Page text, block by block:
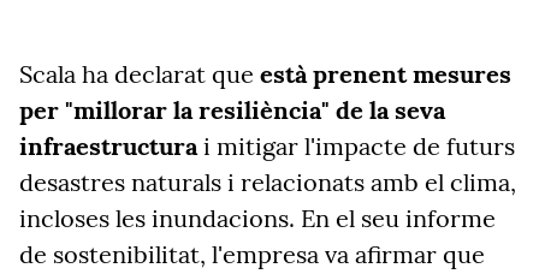
Scala ha declarat que està prenent mesures
per "millorar la resiliència" de la seva
infraestructurai mitigar l'impacte de futurs
desastres naturals i relacionats amb el clima,
incloses les inundacions. En el seu informe
de sostenibilitat, l'empresa va afirmar que